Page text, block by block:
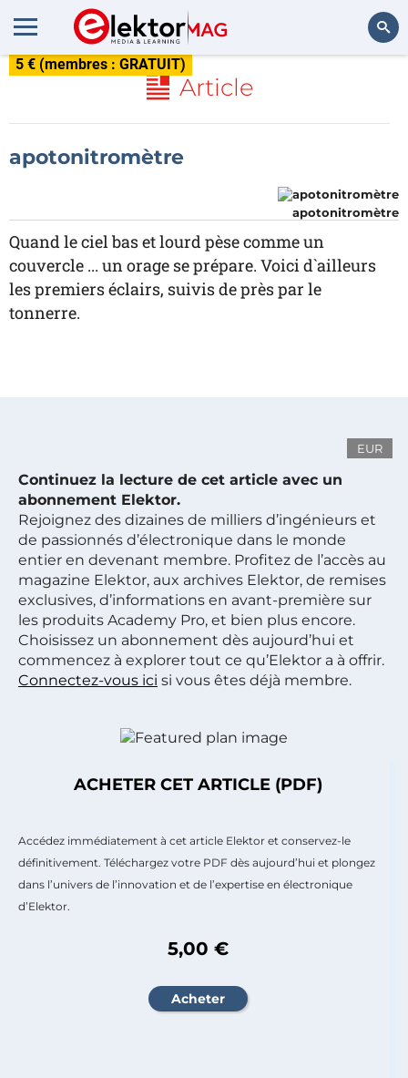
5 € (membres : GRATUIT)
Article
apotonitromètre
apotonitromètre
Quand le ciel bas et lourd pèse comme un
couvercle ... un orage se prépare. Voici d`ailleurs
les premiers éclairs, suivis de près par le
tonnerre.
EUR
Continuez la lecture de cet article avec un
abonnement Elektor.
Rejoignez des dizaines de milliers d’ingénieurs et
de passionnés d’électronique dans le monde
entier en devenant membre. Profitez de l’accès au
magazine Elektor, aux archives Elektor, de remises
exclusives, d’informations en avant-première sur
les produits Academy Pro, et bien plus encore.
Choisissez un abonnement dès aujourd’hui et
commencez à explorer tout ce qu’Elektor a à offrir.
Connectez-vous ici si vous êtes déjà membre.
ACHETER CET ARTICLE (PDF)
Accédez immédiatement à cet article Elektor et conservez-le
définitivement. Téléchargez votre PDF dès aujourd’hui et plongez
dans l’univers de l’innovation et de l’expertise en électronique
d’Elektor.
5,00 €